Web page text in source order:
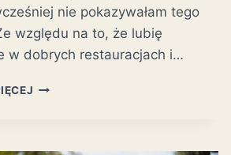
nie pokazywałam tego
względu na to, że lubię
w dobrych restauracjach i…
FOTOGRAFIA